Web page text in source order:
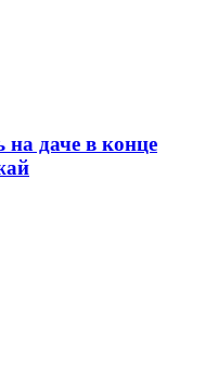
даче в конце